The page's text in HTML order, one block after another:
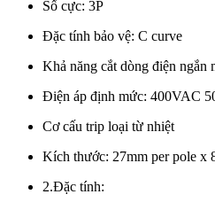
Số cực: 3P
Đặc tính bảo vệ: C curve
Khả năng cắt dòng điện ngắn
Điện áp định mức: 400VAC
Cơ cấu trip loại từ nhiệt
Kích thước: 27mm per pole x
2.Đặc tính: